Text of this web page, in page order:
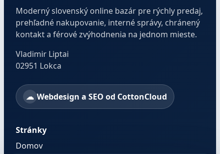
Moderný slovenský online bazár pre rýchly predaj,
prehľadné nakupovanie, interné správy, chránený
kontakt a férové zvýhodnenia na jednom mieste.
Vladimir Liptai
02951 Lokca
Webdesign a SEO od CottonCloud
Stránky
Domov